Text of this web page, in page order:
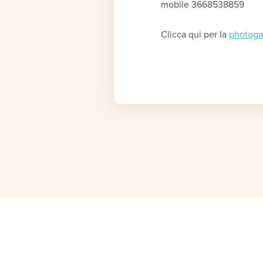
mobile 3668538859
Clicca qui per la